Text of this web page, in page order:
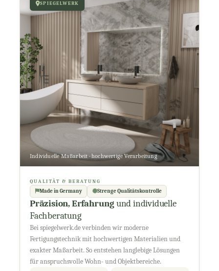
QUALITÄT & BERATUNG
Made in Germany Strenge Qualitätskontrolle
Präzision, Erfahrung und individuelle
Fachberatung
Bei spiegelwerk.de verbinden wir moderne
Fertigungstechnik mit hochwertigen Materialien und
exakter Maßarbeit. So entstehen langlebige Lösungen
für anspruchsvolle Wohn- und Objektbereiche.
SPIEGELWERK
Individuelle Maßarbeit · hochwertige Verarbeitung